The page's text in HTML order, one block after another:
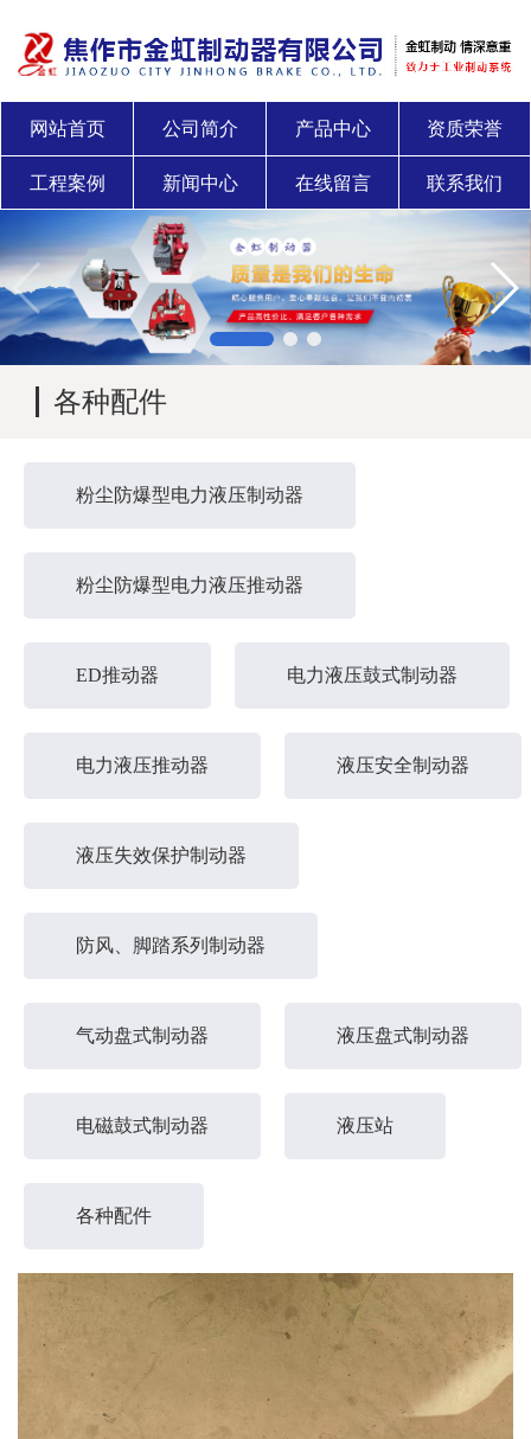
网站首页 公司简介 产品中心 资质荣誉
工程案例 新闻中心 在线留言 联系我们
各种配件
粉尘防爆型电力液压制动器
粉尘防爆型电力液压推动器
ED推动器 电力液压鼓式制动器
电力液压推动器 液压安全制动器
液压失效保护制动器
防风、脚踏系列制动器
气动盘式制动器 液压盘式制动器
电磁鼓式制动器 液压站
各种配件